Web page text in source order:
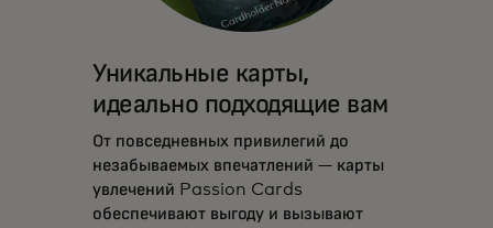
Уникальные карты,
идеально подходящие вам
От повседневных привилегий до
незабываемых впечатлений — карты
увлечений Passion Cards
обеспечивают выгоду и вызывают